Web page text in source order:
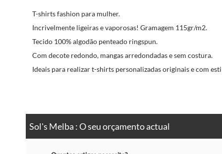
T-shirts fashion para mulher.
Incrivelmente ligeiras e vaporosas! Gramagem 115gr/m2.
Tecido 100% algodão penteado ringspun.
Com decote redondo, mangas arredondadas e sem costura.
Ideais para realizar t-shirts personalizadas originais e com
Sol's Melba : O seu orçamento actual